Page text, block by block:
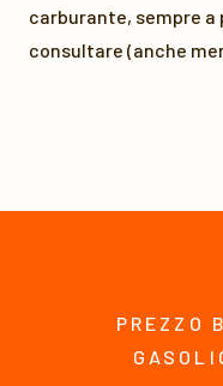
carburante, sempre
consultare (anche
PREZZO